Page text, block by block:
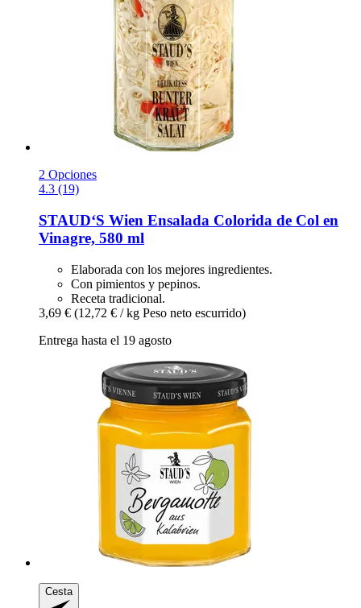
2 Opciones
4.3 (19)
STAUD‘S Wien Ensalada Colorida de Col en
Vinagre, 580 ml
Elaborada con los mejores ingredientes.
Con pimientos y pepinos.
Receta tradicional.
3,69 € (12,72 € / kg Peso neto escurrido)
Entrega hasta el 19 agosto
Cesta